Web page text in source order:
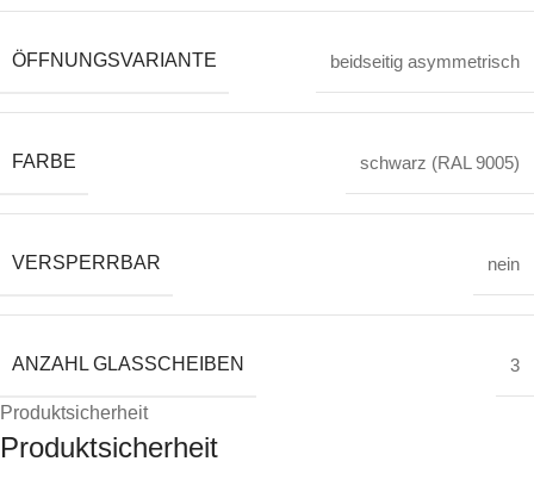
ÖFFNUNGSVARIANTE beidseitig asymmetrisch
FARBE schwarz (RAL 9005)
VERSPERRBAR nein
ANZAHL GLASSCHEIBEN 3
Produktsicherheit
Produktsicherheit